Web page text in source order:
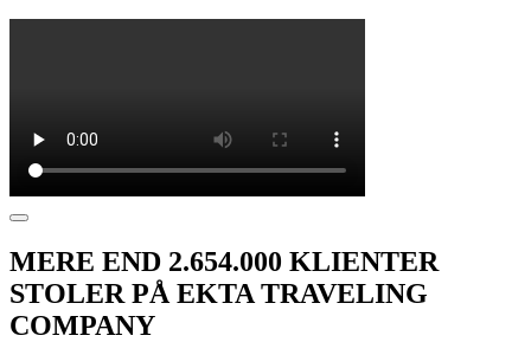
MERE END 2.654.000 KLIENTER
STOLER PÅ EKTA TRAVELING
COMPANY